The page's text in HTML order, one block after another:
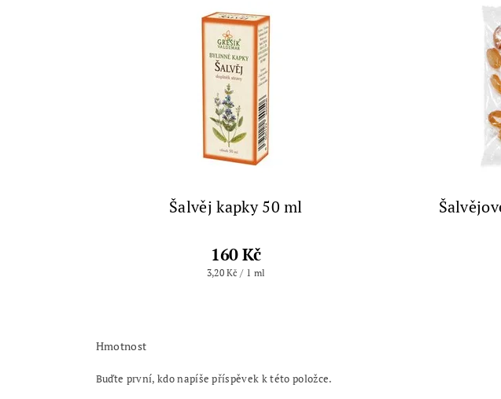
Šalvěj kapky 50 ml
160 Kč
3,20 Kč / 1 ml
Hmotnost
Buďte první, kdo napíše příspěvek k této položce.